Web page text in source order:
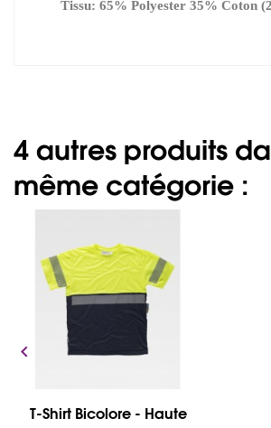
Tissu: 65% Polyester 35% Coton
4 autres produits
même catégorie :
T-Shirt Bicolore - Haute
